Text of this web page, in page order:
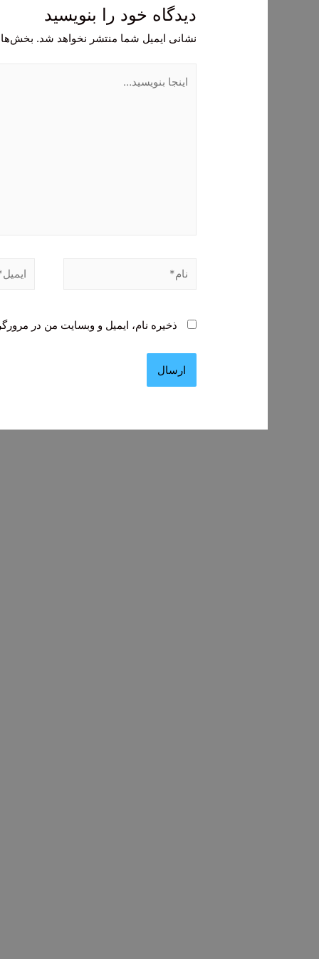
دیدگاه‌ خود را بنویسید
نشانی ایمیل شما منتشر نخواهد شد.
بنویسید…
نام* ایمیل*
ذخیره نام، ایمیل و وبسایت من در